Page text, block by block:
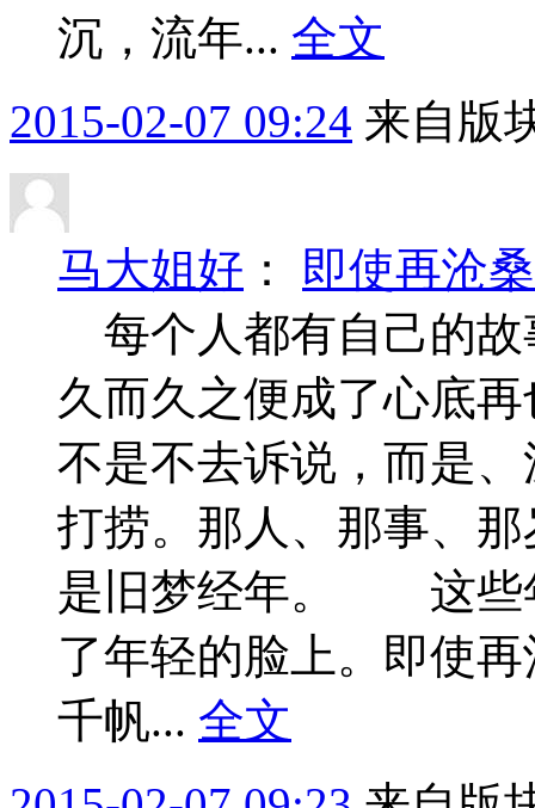
沉，流年... 全文
2015-02-07 09:24 来自版
马大姐好 ： 即使再沧
每个人都有自己的故
久而久之便成了心底
不是不去诉说，而是
打捞。那人、那事、
是旧梦经年。 这些
了年轻的脸上。即使
千帆... 全文